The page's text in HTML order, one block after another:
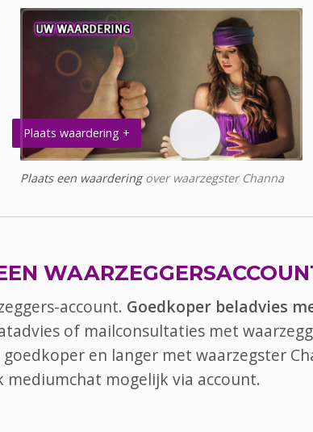
Plaats waardering +
Plaats een waarderingover waarzegster Channa
account. Goedkoper beladvies
of mailconsultaties met
en langer met waarzegster
mediumchat mogelijk via account.